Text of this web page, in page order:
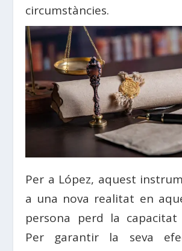
circumstàncies.
Per a López, aquest
a una nova realitat en
persona perd la
Per garantir la seva